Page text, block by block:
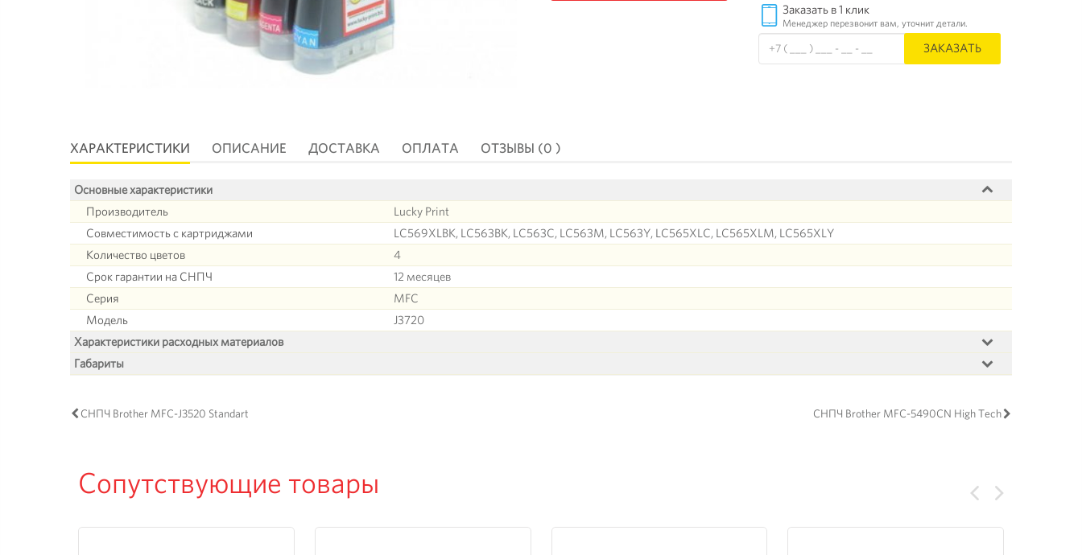
Заказать в 1 клик
Менеджер перезвонит вам, уточнит детали.
ЗАКАЗАТЬ
ХАРАКТЕРИСТИКИ ОПИСАНИЕ ДОСТАВКА ОПЛАТА ОТЗЫВЫ (0 )
Основные характеристики
Производитель
Lucky Print
Совместимость с картриджами
LC569XLBK, LC563BK, LC563C, LC563M, LC563Y, LC565XLC, LC565XLM, LC565XLY
Количество цветов
4
Срок гарантии на СНПЧ
12 месяцев
Серия
MFC
Модель
J3720
Характеристики расходных материалов
Габариты
СНПЧ Brother MFC-J3520 Standart СНПЧ Brother MFC-5490CN High Tech
Сопутствующие товары